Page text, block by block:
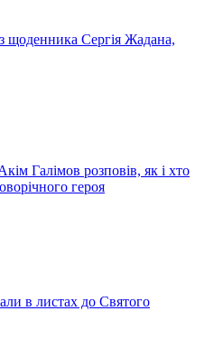
щоденника Сергія Жадана,
Галімов розповів, як і хто
героя
в листах до Святого